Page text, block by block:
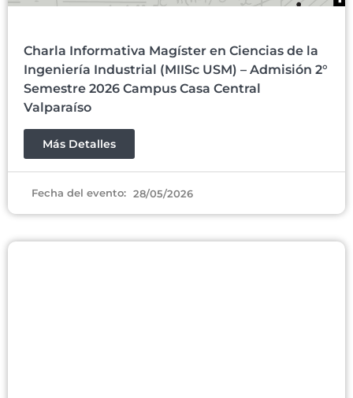
Charla Informativa Magíster en Ciencias de la
Ingeniería Industrial (MIISc USM) – Admisión 2°
Semestre 2026 Campus Casa Central
Valparaíso
Más Detalles
Fecha del evento: 28/05/2026